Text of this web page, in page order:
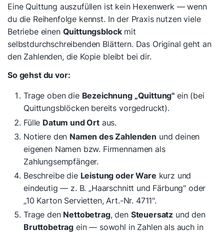
Eine Quittung auszufüllen ist kein Hexenwerk — wenn
du die Reihenfolge kennst. In der Praxis nutzen viele
Betriebe einen Quittungsblockmit
selbstdurchschreibenden Blättern. Das Original geht an
den Zahlenden, die Kopie bleibt bei dir.
So gehst du vor:
Trage oben die Bezeichnung „Quittung" ein (bei
Quittungsblöcken bereits vorgedruckt).
Fülle Datum und Ortaus.
Notiere den Namen des Zahlenden und deinen
eigenen Namen bzw. Firmennamen als
Zahlungsempfänger.
Beschreibe die Leistung oder Ware kurz und
eindeutig — z. B. „Haarschnitt und Färbung" oder
„10 Karton Servietten, Art.-Nr. 4711".
Trage den Nettobetrag, den Steuersatz und den
Bruttobetrag ein — sowohl in Zahlen als auch in